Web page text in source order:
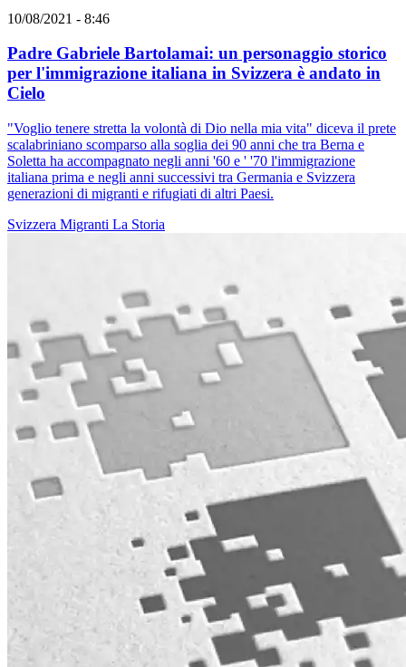
10/08/2021 - 8:46
Padre Gabriele Bartolamai: un personaggio storico
per l'immigrazione italiana in Svizzera è andato in
Cielo
"Voglio tenere stretta la volontà di Dio nella mia vita" diceva il prete
scalabriniano scomparso alla soglia dei 90 anni che tra Berna e
Soletta ha accompagnato negli anni '60 e ' '70 l'immigrazione
italiana prima e negli anni successivi tra Germania e Svizzera
generazioni di migranti e rifugiati di altri Paesi.
Svizzera Migranti La Storia